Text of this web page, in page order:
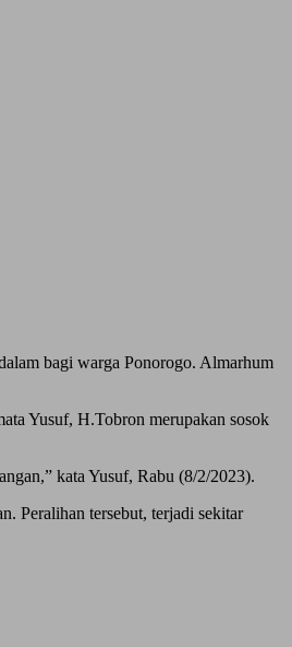
bagi warga Ponorogo. Almarhum
Yusuf, H.Tobron merupakan sosok
kata Yusuf, Rabu (8/2/2023).
Peralihan tersebut, terjadi sekitar